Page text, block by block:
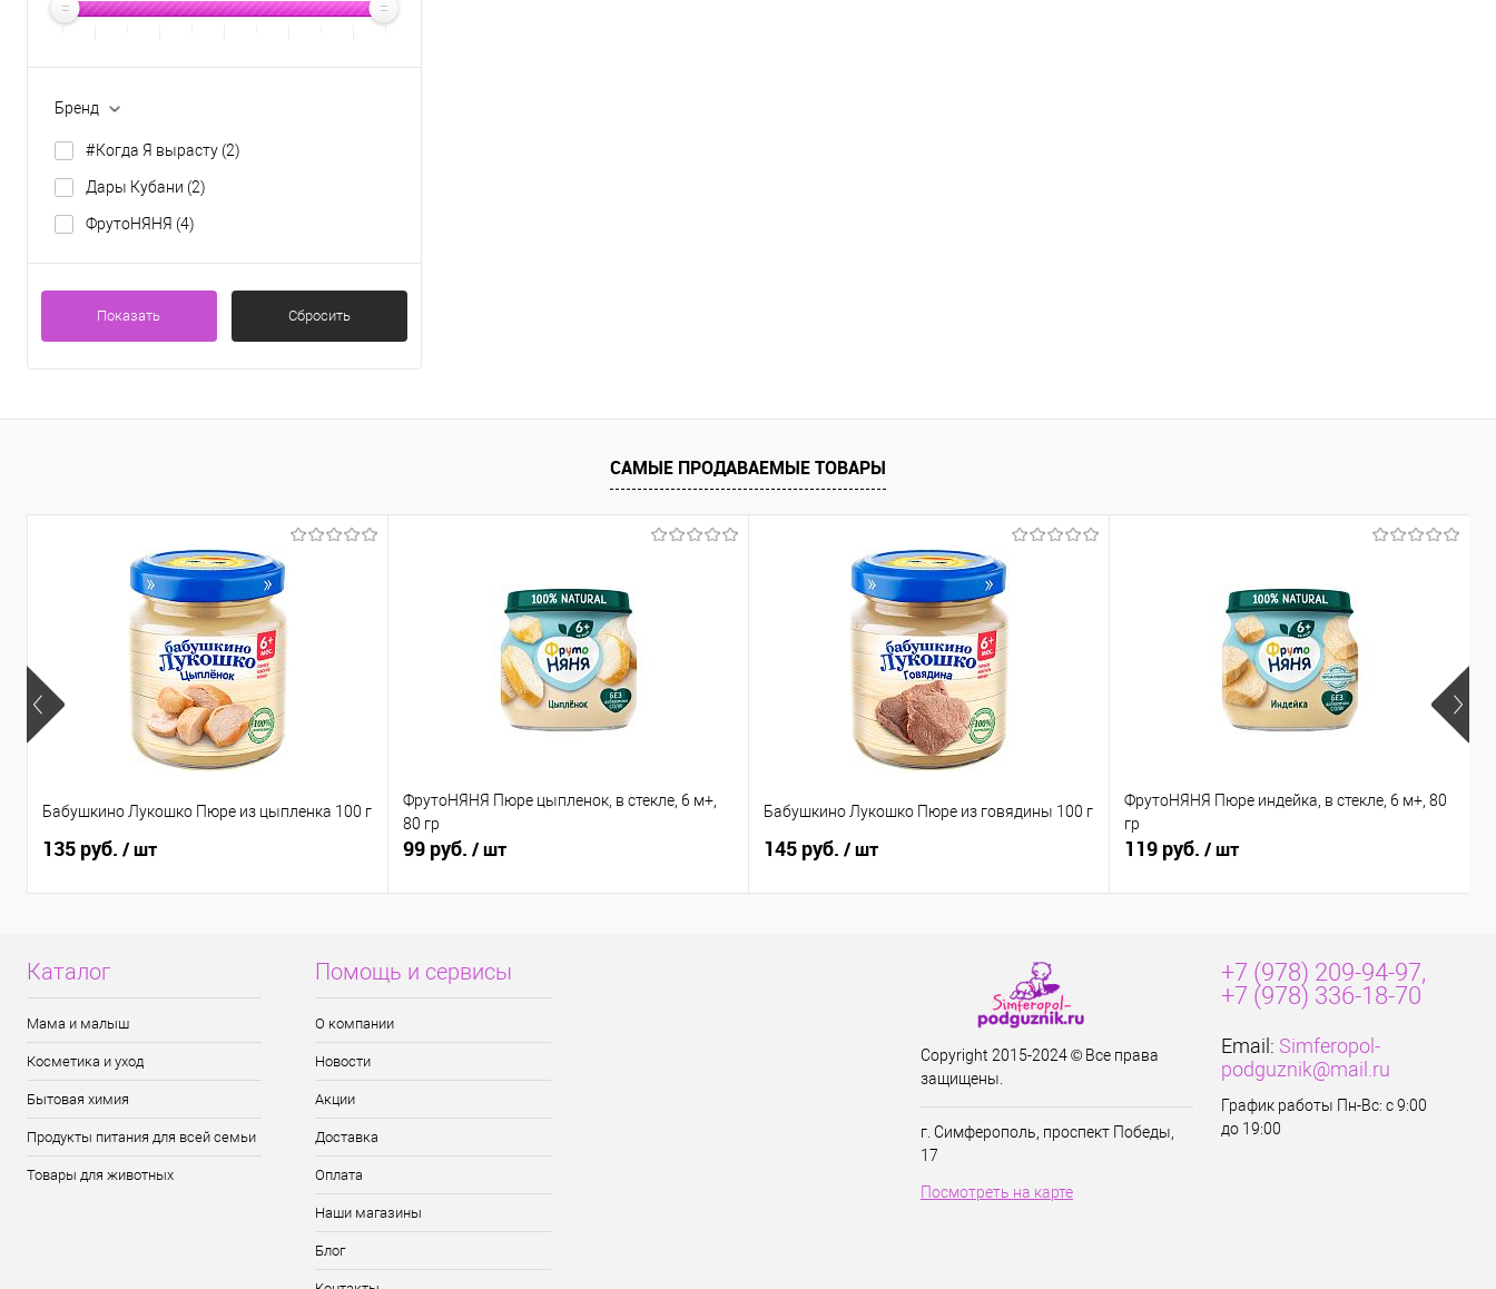
Бренд
#Когда Я вырасту (2)
Дары Кубани (2)
ФрутоНЯНЯ (4)
Показать Сбросить
САМЫЕ ПРОДАВАЕМЫЕ ТОВАРЫ
Бабушкино Лукошко Пюре из цыпленка 100 г
135 руб. / шт
ФрутоНЯНЯ Пюре цыпленок, в стекле, 6 м+,
80 гр
99 руб. / шт
Бабушкино Лукошко Пюре из говядины 100 г
145 руб. / шт
ФрутоНЯНЯ Пюре индейка, в стекле, 6 м+, 80
гр
119 руб. / шт
Каталог
Мама и малыш
Косметика и уход
Бытовая химия
Продукты питания для всей семьи
Товары для животных
Помощь и сервисы
О компании
Новости
Акции
Доставка
Оплата
Наши магазины
Блог
Copyright 2015-2024 © Все права
защищены.
г. Симферополь, проспект Победы,
17
Посмотреть на карте
+7 (978) 209-94-97,
+7 (978) 336-18-70
Email: Simferopol-
podguznik@mail.ru
График работы Пн-Вс: с 9:00
до 19:00